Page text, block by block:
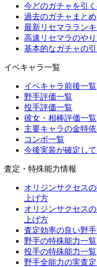
今どのガチャを引
過去のガチャまとめ
最新リセマララン
高速リセマラのや
基本的なガチャの
イベキャラ一覧
イベキャラ前後一覧
野手評価一覧
投手評価一覧
彼女・相棒評価一覧
主要キャラの金特
コンボ一覧
今後実装が確定し
査定・特殊能力情報
オリジンサクセス
上げ方
オリジンサクセス
上げ方
査定効率の良い野
野手の特殊能力一覧
投手の特殊能力一覧
野手全能力の実査